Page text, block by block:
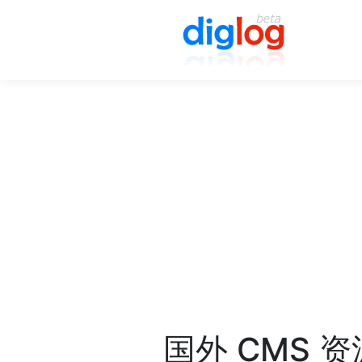
国外 CMS 资